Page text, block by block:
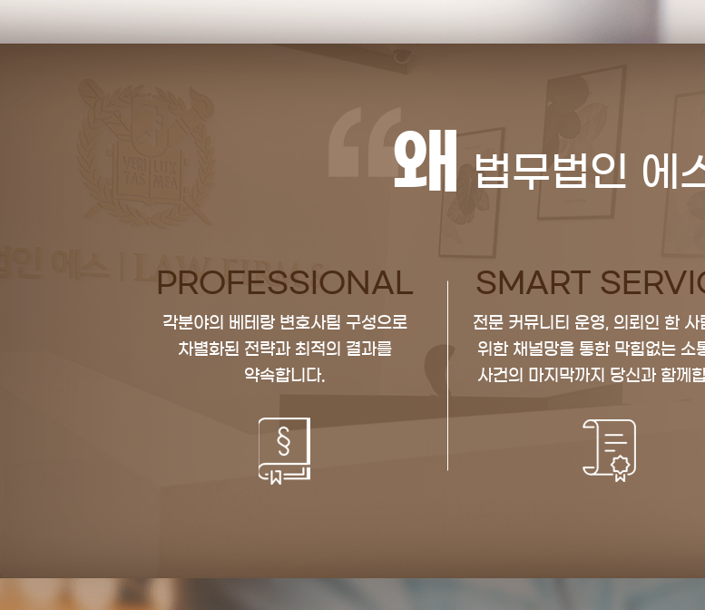
왜 법무법인 에
PROFESSIONAL
각분야의 베테랑 변호사팀 구성으로
차별화된 전략과 최적의 결과를
약속합니다.
SMART
전문 커뮤니티 운영, 의뢰인 한 사
위한 채널망을 통한 막힘없는 소
사건의 마지막까지 당신과 함께